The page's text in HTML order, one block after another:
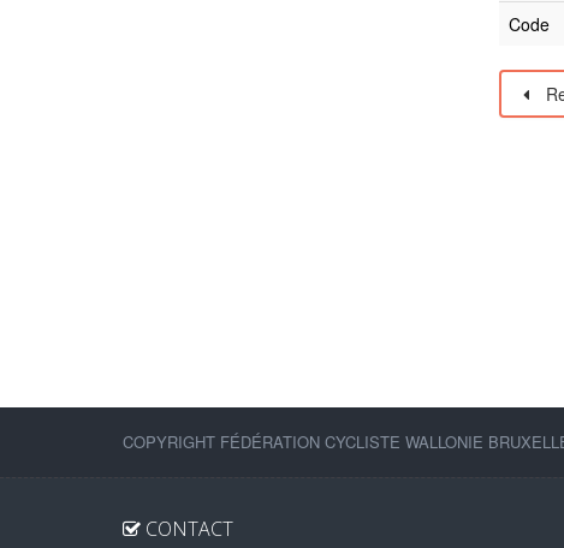
Code
COPYRIGHT FÉDÉRATION CYCLISTE WALLONIE
CONTACT